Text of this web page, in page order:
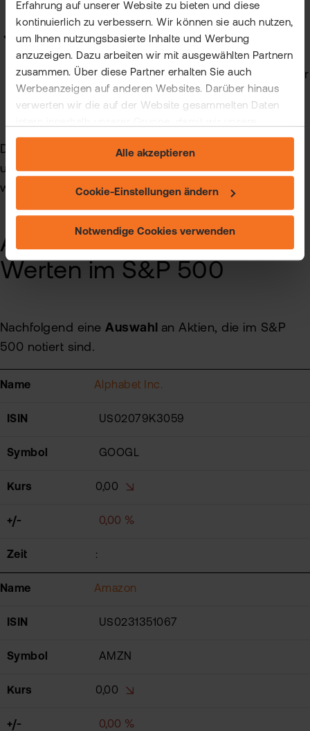
Erfahrung auf unserer Website zu bieten und diese
kontinuierlich zu verbessern. Wir können sie auch nutzen,
um Ihnen nutzungsbasierte Inhalte und Werbung
anzuzeigen. Dazu arbeiten wir mit ausgewählten Partnern
zusammen. Über diese Partner erhalten Sie auch
Werbeanzeigen auf anderen Websites. Darüber hinaus
verwerten wir die auf der Website gesammelten Daten
eigenen Angebote verbessern und Ihnen
maßgeschneiderte Werbung zeigen können. Sie können
Ihre freiwillige Einwilligung jederzeit widerrufen. Weitere
Informationen (auch zur Datenübermittlung) und
Einstellungsmöglichkeiten finden Sie unter "Cookie-
Alle akzeptieren
Cookie-Einstellungen ändern
Notwendige Cookies verwenden
worden sein.
Streubesitz:
Ein gewisser Prozentsatz der Aktien muss im
Streubesitz sein, was bedeutet, dass sie von der
breiten Öffentlichkeit gehalten werden und nicht
von wenigen Großaktionären kontrolliert werden.
Die Kriterien können sich im Laufe der Zeit ändern,
um den aktuellen Marktentwicklungen gerecht zu
werden.
Auswahl an notierten
Werten im S&P 500
Nachfolgend eineAuswahl an Aktien, die im S&P
500 notiert sind.
Name Alphabet Inc.
ISIN US02079K3059
Symbol GOOGL
Kurs 0,00
+/- 0,00 %
Zeit :
Name Amazon
ISIN US0231351067
Symbol AMZN
Kurs 0,00
+/- 0,00 %